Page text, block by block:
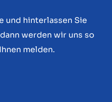
und hinterlassen Sie
werden wir uns so
melden.